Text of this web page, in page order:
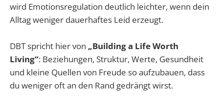
wird Emotionsregulation deutlich leichter, wenn dein
Alltag weniger dauerhaftes Leid erzeugt.
DBT spricht hier von „Building a Life Worth
Living“: Beziehungen, Struktur, Werte, Gesundheit
und kleine Quellen von Freude so aufzubauen, dass
du weniger oft an den Rand gedrängt wirst.